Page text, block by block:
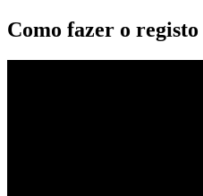
Como fazer o